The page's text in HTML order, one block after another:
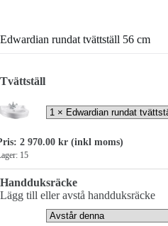
Edwardian rundat tvättställ 56 cm
Tvättställ
2 970.00 kr (inkl moms)
15
Handduksräcke
Lägg till eller avstå handduksräcke